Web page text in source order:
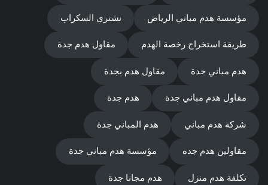
مؤسسة هدم مباني الرياض نشتري السكراب
طريقة استخراج رخصة الهدم مقاول هدم جدة
هدم مباني جدة مقاول هدم بجدة
مقاول هدم مباني جدة هدم جدة
شركة هدم مباني هدم المباني جدة
مقاولين هدم جده مؤسسة هدم مباني جدة
تكلفة هدم منزل هدم مجانا جدة